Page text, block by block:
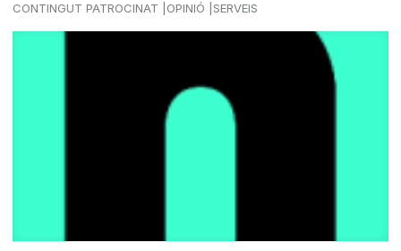
CONTINGUT PATROCINAT OPINIÓ SERVEIS